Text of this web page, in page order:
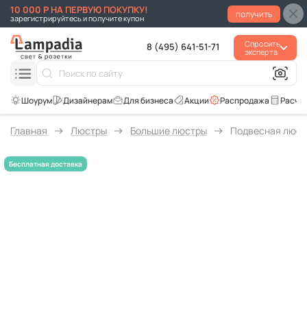
10 000 Р НА ПЕРВУЮ ПОКУПКУ!
зарегистрируйтесь и получите купон получить
8 (495) 641-51-71
Спросить
эксперта
Распродажа
Акции
Для бизнеса
Главная Люстры Большие люстры Подвесная